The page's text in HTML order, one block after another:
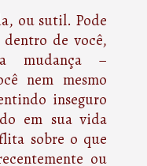
ou sutil. Pode
de você,
mudança –
nem mesmo
inseguro
em sua vida
sobre o que
ou